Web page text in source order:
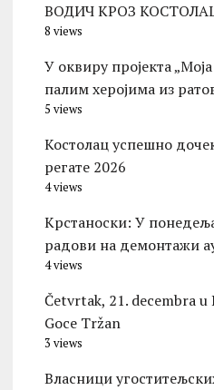
ВОДИЧ КРОЗ
8 views
У оквиру пројекта
палим херојима из
5 views
Костолац успешно
регате 2026
4 views
Kрстаноски: У
радови на демонтажи
4 views
Četvrtak, 21. decembra
Goce Tržan
3 views
Власници